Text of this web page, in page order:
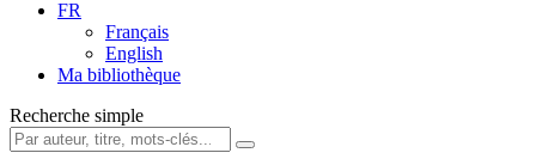
FR
Français
English
Ma bibliothèque
Recherche simple